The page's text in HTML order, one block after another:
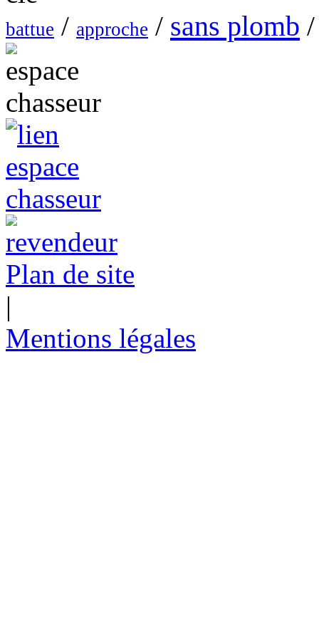
battue / approche / sans plomb /
Plan de site
|
Mentions légales